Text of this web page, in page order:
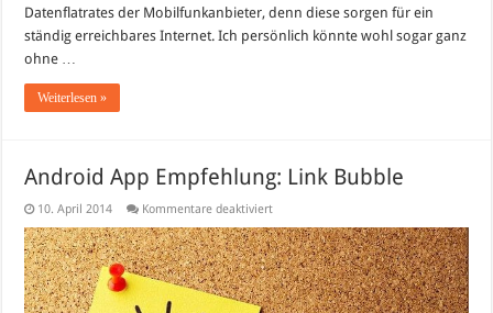
Datenflatrates der Mobilfunkanbieter, denn diese sorgen für ein
ständig erreichbares Internet. Ich persönlich könnte wohl sogar ganz
ohne …
Weiterlesen »
Android App Empfehlung: Link Bubble
10. April 2014 Kommentare deaktiviertfür
App
Empfehlung:
Link
Bubble